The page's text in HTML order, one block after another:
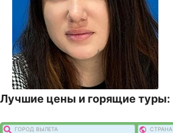
Лучшие цены и горящие туры:
ГОРОД ВЫЛEТА СТРАНА